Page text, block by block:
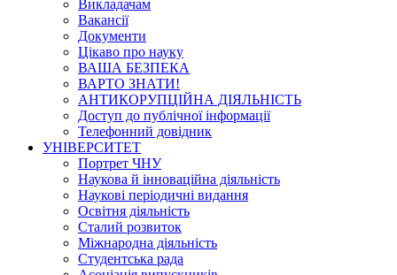
Викладачам
Вакансії
Документи
Цікаво про науку
ВАША БЕЗПЕКА
ВАРТО ЗНАТИ!
АНТИКОРУПЦІЙНА ДІЯЛЬНІСТЬ
Доступ до публічної інформації
Телефонний довідник
УНІВЕРСИТЕТ
Портрет ЧНУ
Наукова й інноваційна діяльність
Наукові періодичні видання
Освітня діяльність
Сталий розвиток
Міжнародна діяльність
Студентська рада